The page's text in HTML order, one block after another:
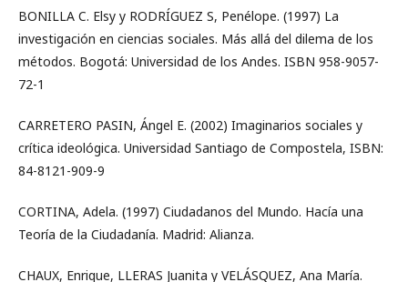
BONILLA C. Elsy y RODRÍGUEZ S, Penélope. (1997) La
investigación en ciencias sociales. Más allá del dilema de los
métodos. Bogotá: Universidad de los Andes. ISBN 958-9057-
72-1
CARRETERO PASIN, Ángel E. (2002) Imaginarios sociales y
crítica ideológica. Universidad Santiago de Compostela, ISBN:
84-8121-909-9
CORTINA, Adela. (1997) Ciudadanos del Mundo. Hacía una
Teoría de la Ciudadanía. Madrid: Alianza.
CHAUX, Enrique, LLERAS Juanita y VELÁSQUEZ, Ana María.